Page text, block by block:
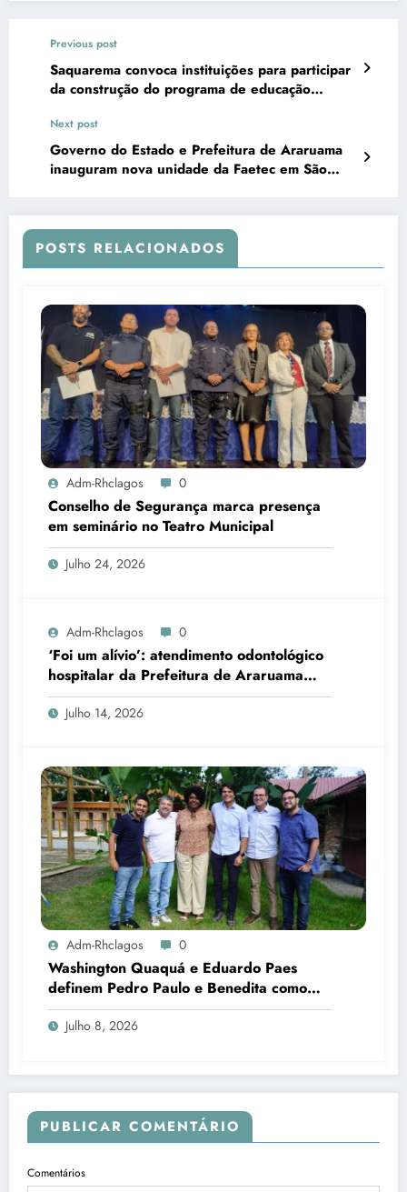
Previous post
Saquarema convoca instituições para participar
da construção do programa de educação
Next post
Governo do Estado e Prefeitura de Araruama
inauguram nova unidade da Faetec em São
POSTS RELACIONADOS
Adm-Rhclagos 0
Conselho de Segurança marca presença
em seminário no Teatro Municipal
Julho 24, 2026
Adm-Rhclagos 0
‘Foi um alívio’: atendimento odontológico
hospitalar da Prefeitura de Araruama
transforma rotina de famílias atípicas
Julho 14, 2026
Adm-Rhclagos 0
Washington Quaquá e Eduardo Paes
definem Pedro Paulo e Benedita como
candidatos ao Senado no Rio
Julho 8, 2026
PUBLICAR COMENTÁRIO
Comentários